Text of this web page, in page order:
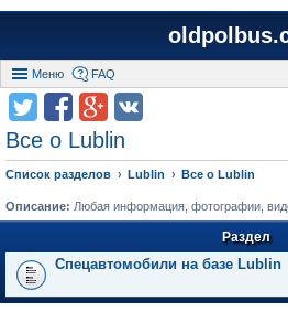
Меню FAQ
Все о Lublin
Список разделов Lublin Все о Lublin
Описание: Любая информация, фотографии,
Раздел
Спецавтомобили на базе Lublin